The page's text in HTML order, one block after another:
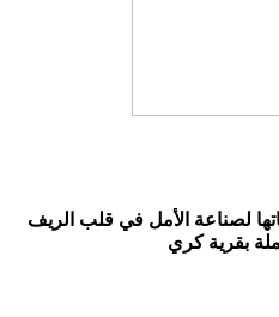
لصناعة الأمل في قلب الريف
بقرية كري